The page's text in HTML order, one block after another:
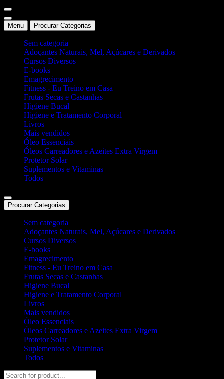
Menu Procurar Categorias
Sem categoria
Adoçantes Naturais, Mel, Açúcares e Derivados
Cursos Diversos
E-books
Emagrecimento
Fitness - Eu Treino em Casa
Frutas Secas e Castanhas
Higiene Bucal
Higiene e Tratamento Corporal
Livros
Mais vendidos
Óleo Essenciais
Óleos Carreadores e Azeites Extra Virgem
Protetor Solar
Suplementos e Vitaminas
Todos
Procurar Categorias
Sem categoria
Adoçantes Naturais, Mel, Açúcares e Derivados
Cursos Diversos
E-books
Emagrecimento
Fitness - Eu Treino em Casa
Frutas Secas e Castanhas
Higiene Bucal
Higiene e Tratamento Corporal
Livros
Mais vendidos
Óleo Essenciais
Óleos Carreadores e Azeites Extra Virgem
Protetor Solar
Suplementos e Vitaminas
Todos